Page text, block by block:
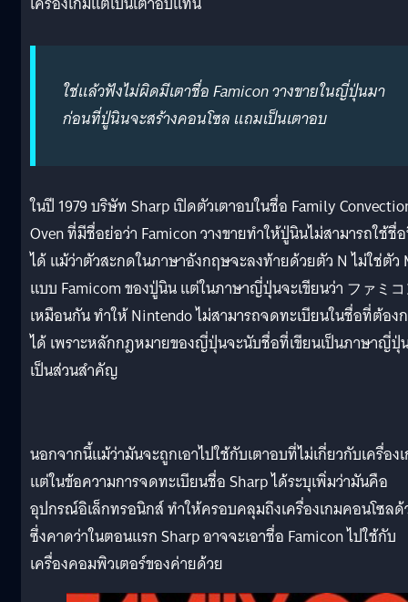
ใช่แล้วฟังไม่ผิดมีเตาชื่อ Famicon วางขายในญี่ปุ่นมา
ก่อนที่ปู่นินจะสร้างคอนโซล แถมเป็นเตาอบ
ในปี 1979 บริษัท Sharp เปิดตัวเตาอบในชื่อ Family
Oven ที่มีชื่อย่อว่า Famicon วางขายทำให้ปู่นินไม่สามารถใช้ชื่
ได้ แม้ว่าตัวสะกดในภาษาอังกฤษจะลงท้ายด้วยตัว N ไม่ใช่ตัว
แบบ Famicom ของปู่นิน แต่ในภาษาญี่ปุ่นจะเขียนว่า ファミ
เหมือนกัน ทำให้ Nintendo ไม่สามารถจดทะเบียนในชื่อที่ต้อง
ได้ เพราะหลักกฎหมายของญี่ปุ่นจะนับชื่อที่เขียนเป็นภาษาญี่ปุ่
เป็นส่วนสำคัญ
นอกจากนี้แม้ว่ามันจะถูกเอาไปใช้กับเตาอบที่ไม่เกี่ยวกับเครื่อง
แต่ในข้อความการจดทะเบียนชื่อ Sharp ได้ระบุเพิ่มว่ามันคือ
อุปกรณ์อิเล็กทรอนิกส์ ทำให้ครอบคลุมถึงเครื่องเกมคอนโซล
ซึ่งคาดว่าในตอนแรก Sharp อาจจะเอาชื่อ Famicon ไปใช้กับ
เครื่องคอมพิวเตอร์ของค่ายด้วย